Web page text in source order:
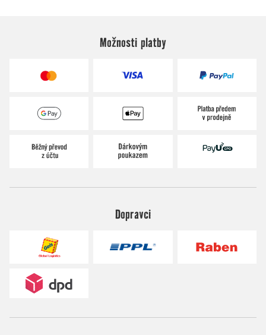
Možnosti platby
Dopravci